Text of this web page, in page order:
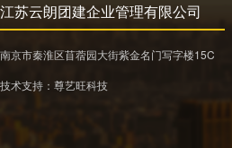
江苏云朗团建企业管理有限公司
南京市秦淮区苜蓿园大街紫金名门写字楼15C
技术支持： 尊艺旺科技